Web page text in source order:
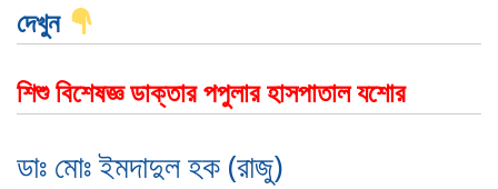
দেখুন
শিশু বিশেষজ্ঞ ডাক্তার পপুলার হাসপাতাল যশোর
ডাঃ মোঃ ইমদাদুল হক (রাজু)